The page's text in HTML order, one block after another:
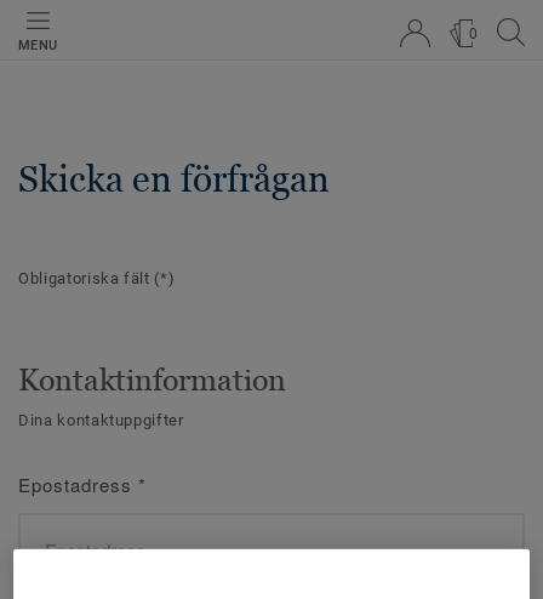
MENU
0
Skicka en förfrågan
Obligatoriska fält (*)
Kontaktinformation
Dina kontaktuppgifter
Epostadress *